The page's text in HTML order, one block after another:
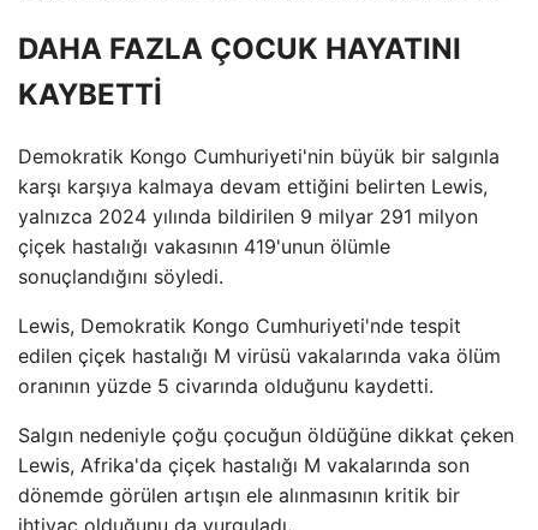
DAHA FAZLA ÇOCUK HAYATINI
KAYBETTİ
Demokratik Kongo Cumhuriyeti'nin büyük bir salgınla
karşı karşıya kalmaya devam ettiğini belirten Lewis,
yalnızca 2024 yılında bildirilen 9 milyar 291 milyon
çiçek hastalığı vakasının 419'unun ölümle
sonuçlandığını söyledi.
Lewis, Demokratik Kongo Cumhuriyeti'nde tespit
edilen çiçek hastalığı M virüsü vakalarında vaka ölüm
oranının yüzde 5 civarında olduğunu kaydetti.
Salgın nedeniyle çoğu çocuğun öldüğüne dikkat çeken
Lewis, Afrika'da çiçek hastalığı M vakalarında son
dönemde görülen artışın ele alınmasının kritik bir
ihtiyaç olduğunu da vurguladı.